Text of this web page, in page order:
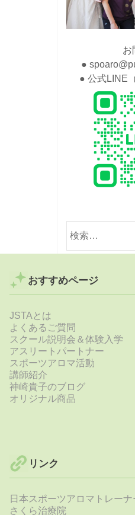
お
●
● 公式LINE
索:
おすすめページ
JSTAとは
よくあるご質問
スクール説明会＆体験入学
アスリートパートナー
スポーツアロマ活動
講師紹介
神崎貴子のブログ
オリジナル商品
リンク
日本スポーツアロマトレーナ
さくら治療院